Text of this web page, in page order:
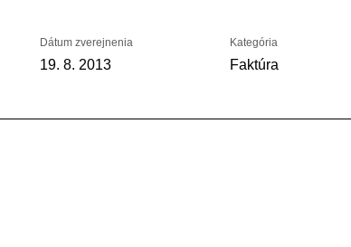
Dátum zverejnenia
19. 8. 2013
Kategória
Faktúra